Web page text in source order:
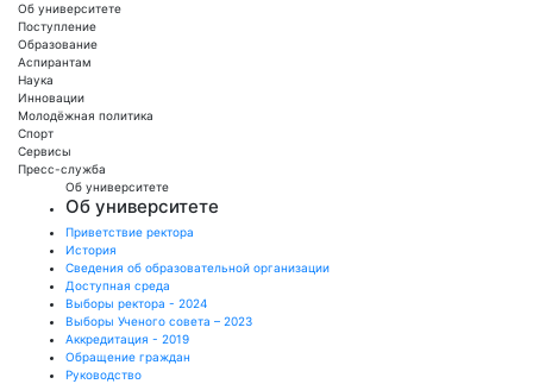
Об университете
Поступление
Образование
Аспирантам
Наука
Инновации
Молодёжная политика
Спорт
Сервисы
Пресс-служба
Об университете
Об университете
Приветствие ректора
История
Сведения об образовательной организации
Доступная среда
Выборы ректора - 2024
Выборы Ученого совета – 2023
Аккредитация - 2019
Обращение граждан
Руководство